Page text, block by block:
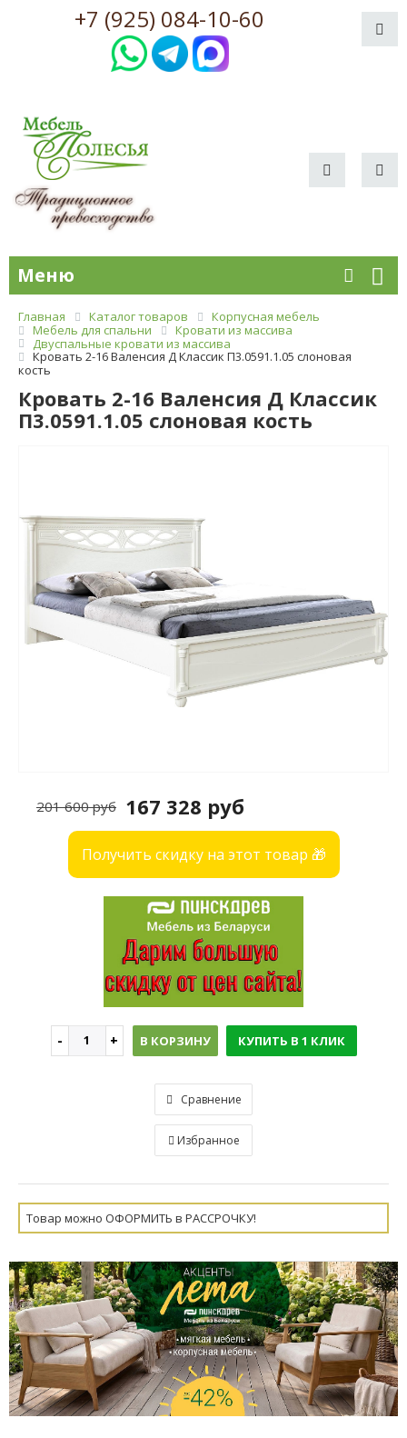
+7 (925) 084-10-60
Меню
Главная Каталог товаров
Корпусная мебель
Мебель для спальни
Кровати из массива
Двуспальные кровати из массива
Кровать 2-16 Валенсия Д Классик П3.0591.1.05 слоновая
кость
Кровать 2-16 Валенсия Д Классик
П3.0591.1.05 слоновая кость
167 328 руб
201 600 руб
Получить скидку на этот товар 🎁
В КОРЗИНУ КУПИТЬ В 1 КЛИК
Сравнение
Избранное
Товар можно ОФОРМИТЬ в РАССРОЧКУ!